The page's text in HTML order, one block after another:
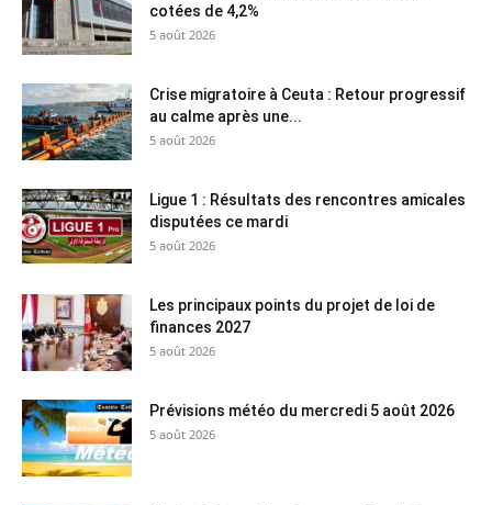
cotées de 4,2%
5 août 2026
Crise migratoire à Ceuta : Retour progressif
au calme après une...
5 août 2026
Ligue 1 : Résultats des rencontres amicales
disputées ce mardi
5 août 2026
Les principaux points du projet de loi de
finances 2027
5 août 2026
Prévisions météo du mercredi 5 août 2026
5 août 2026